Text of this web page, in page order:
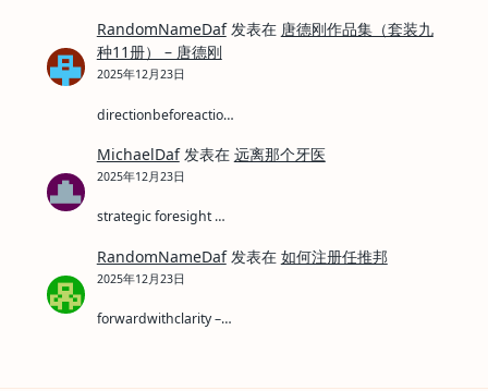
RandomNameDaf发表在 唐德刚作品集（套装九
种11册） – 唐德刚
2025年12月23日
directionbeforeactio…
MichaelDaf发表在 远离那个牙医
2025年12月23日
strategic foresight …
RandomNameDaf发表在 如何注册任推邦
2025年12月23日
forwardwithclarity –…